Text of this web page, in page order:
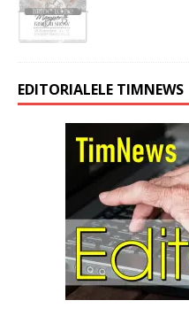
EDITORIALELE TIMNEWS